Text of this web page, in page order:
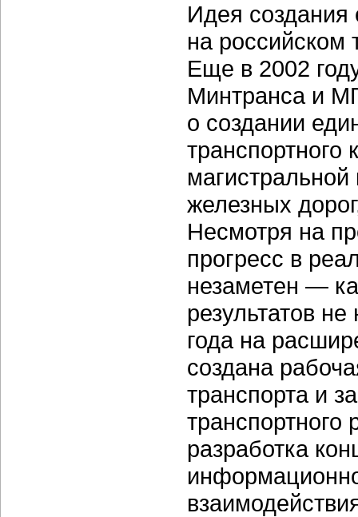
Идея
на российском
Еще в 2002
Минтранса и
о создании
транспортного
железных
Несмотря на
прогресс в
незаметен —
результатов
года на
создана
транспорта и
транспортного
разработка